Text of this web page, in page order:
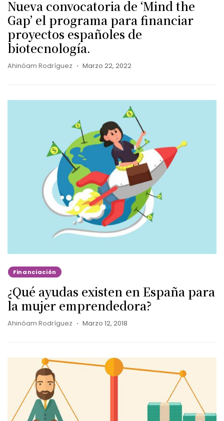
Nueva convocatoria de ‘Mind the
Gap’ el programa para financiar
proyectos españoles de
biotecnología.
Ahinóam Rodríguez Marzo 22, 2022
Financiación
¿Qué ayudas existen en España para
la mujer emprendedora?
Ahinóam Rodríguez Marzo 12, 2018